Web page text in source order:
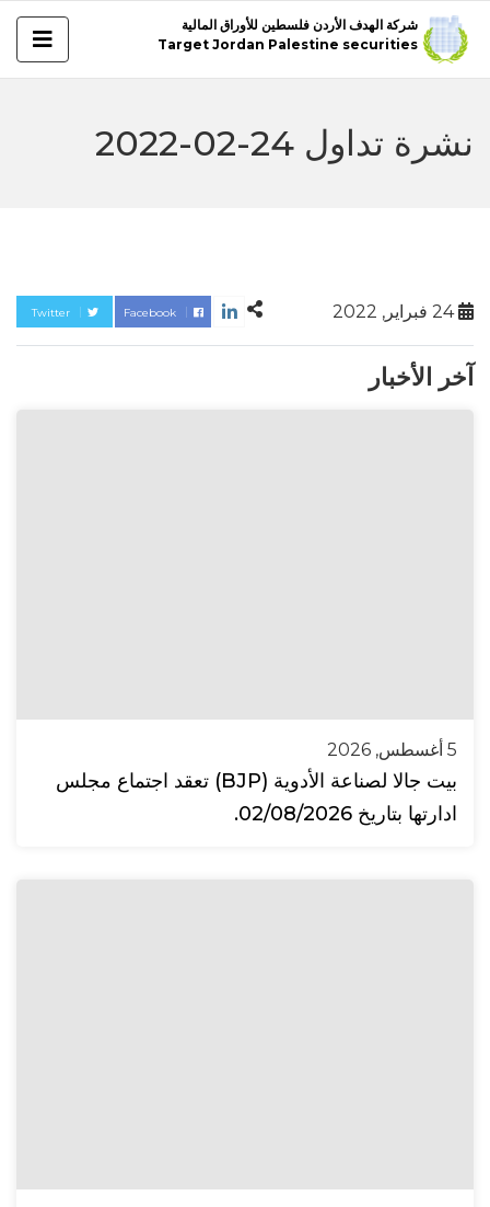
شركة الهدف الأردن فلسطين للأوراق المالية
Target Jordan Palestine securities
نشرة تداول 24-02-2022
24 فبراير, 2022 Twitter Facebook
آخر الأخبار
5 أغسطس, 2026
بيت جالا لصناعة الأدوية (BJP) تعقد اجتماع مجلس
ادارتها بتاريخ 02/08/2026.